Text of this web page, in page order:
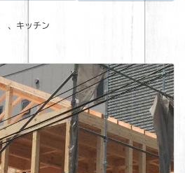
、 キッチン